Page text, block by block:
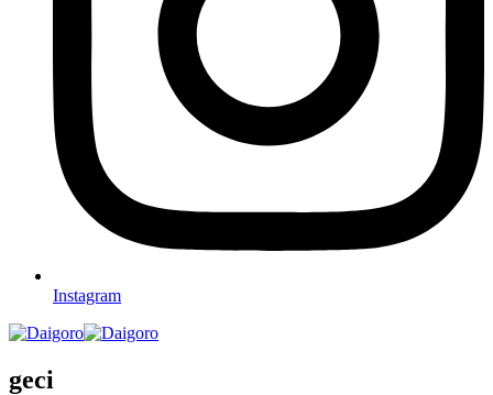
Instagram
geci